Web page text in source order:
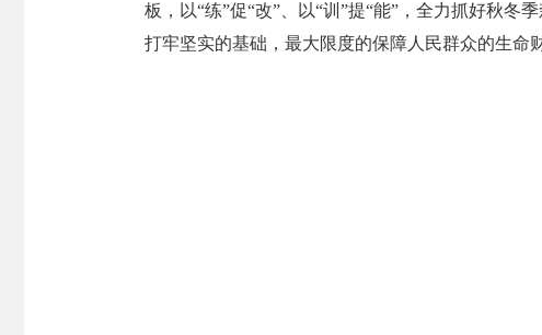
板，以“练”促“改”、以“训”提“能”，全力抓好秋
打牢坚实的基础，最大限度的保障人民群众的生命